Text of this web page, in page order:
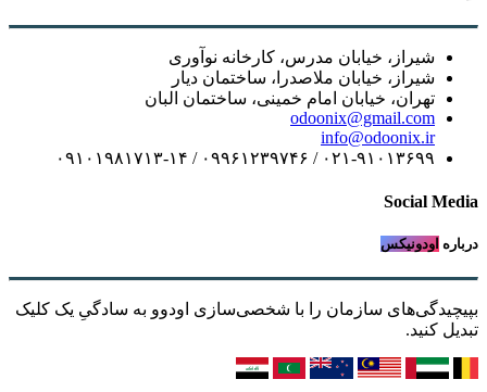
شیراز، خیابان مدرس، کارخانه نوآوری
شیراز، خیابان ملاصدرا، ساختمان دیار
تهران، خیابان امام خمینی، ساختمان البان
odoonix@gmail.com
info@odoonix.ir
۰۲۱-۹۱۰۱۳۶۹۹ / ۰۹۹۶۱۲۳۹۷۴۶ / ۰۹۱۰۱۹۸۱۷۱۳-۱۴
Social Media
درباره اودونیکس
بپیچیدگی‌های سازمان را با شخصی‌سازی اودوو به سادگیِ یک کلیک
تبدیل کنید.